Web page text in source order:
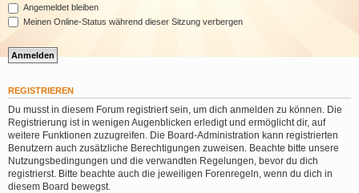
Angemeldet bleiben
Meinen Online-Status während dieser Sitzung verbergen
REGISTRIEREN
Du musst in diesem Forum registriert sein, um dich anmelden zu können. Die
Registrierung ist in wenigen Augenblicken erledigt und ermöglicht dir, auf
weitere Funktionen zuzugreifen. Die Board-Administration kann registrierten
Benutzern auch zusätzliche Berechtigungen zuweisen. Beachte bitte unsere
Nutzungsbedingungen und die verwandten Regelungen, bevor du dich
registrierst. Bitte beachte auch die jeweiligen Forenregeln, wenn du dich in
diesem Board bewegst.